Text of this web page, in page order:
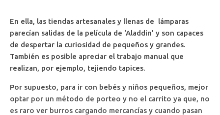
En ella, las tiendas artesanales y llenas de lámparas
parecían salidas de la película de ‘Aladdin’ y son capaces
de despertar la curiosidad de pequeños y grandes.
También es posible apreciar el trabajo manual que
realizan, por ejemplo, tejiendo tapices.
Por supuesto, para ir con bebés y niños pequeños, mejor
optar por un método de porteo y no el carrito ya que, no
es raro ver burros cargando mercancías y cuando pasan